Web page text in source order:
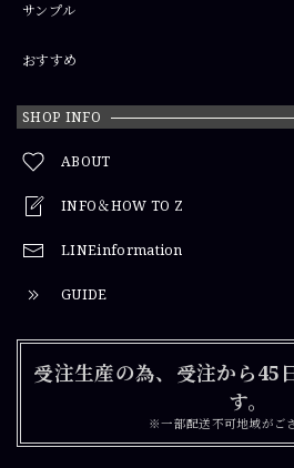
サンプル
おすすめ
SHOP INFO
ABOUT
INFO＆HOW TO Z
LINEinformation
GUIDE
受注生産の為、受注から45
す。
※一部配送不可地域がご